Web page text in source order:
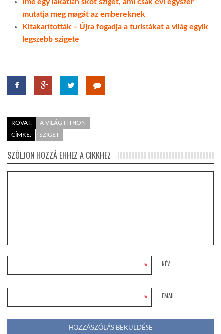
Íme egy lakatlan skót sziget, ami csak évi egyszer
mutatja meg magát az embereknek
Kitakarították – Újra fogadja a turistákat a világ egyik
legszebb szigete
ROVAT:
A VILÁG ITTHON
CÍMKE:
SZIGET
SZÓLJON HOZZÁ EHHEZ A CIKKHEZ
NÉV
*
EMAIL
*